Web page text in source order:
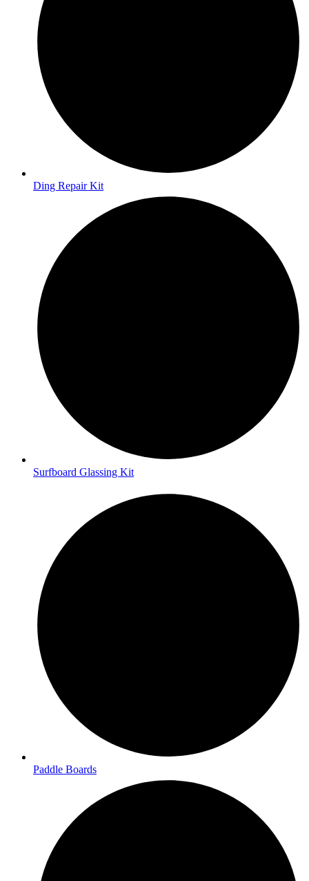
Ding Repair Kit
Surfboard Glassing Kit
Paddle Boards